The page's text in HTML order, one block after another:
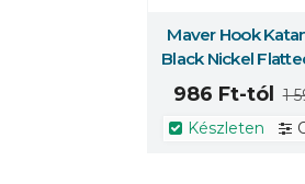
Többet erről
Maver Hook
Black Nickel
986 Ft-tól
1
Készleten